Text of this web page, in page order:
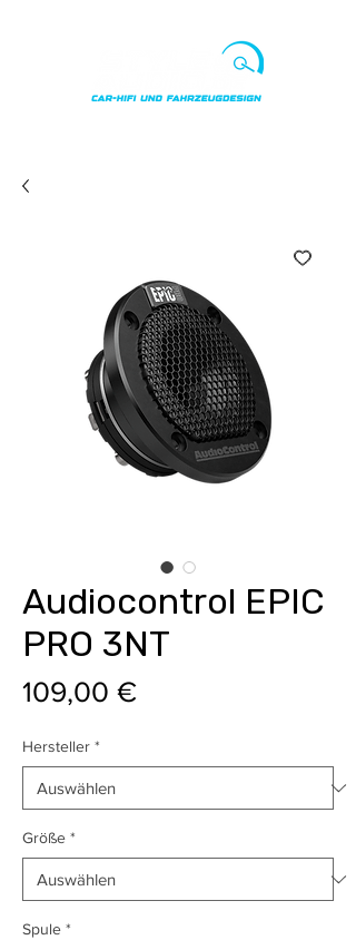
Audiocontrol EPIC
PRO 3NT
109,00 €Preis
Hersteller *
Größe *
Spule *